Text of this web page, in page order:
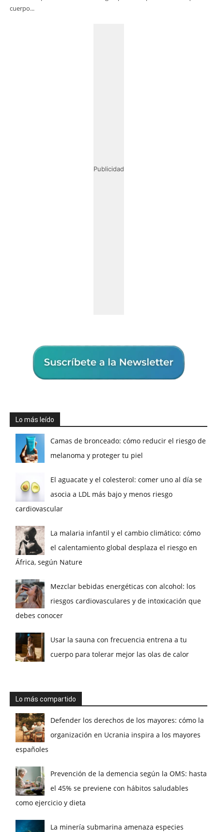
cuerpo...
Publicidad
Lo más leído
Camas de bronceado: cómo reducir el riesgo de
melanoma y proteger tu piel
El aguacate y el colesterol: comer uno al día se
asocia a LDL más bajo y menos riesgo
cardiovascular
La malaria infantil y el cambio climático: cómo
el calentamiento global desplaza el riesgo en
África, según Nature
Mezclar bebidas energéticas con alcohol: los
riesgos cardiovasculares y de intoxicación que
debes conocer
Usar la sauna con frecuencia entrena a tu
cuerpo para tolerar mejor las olas de calor
Lo más compartido
Defender los derechos de los mayores: cómo la
organización en Ucrania inspira a los mayores
españoles
Prevención de la demencia según la OMS: hasta
el 45% se previene con hábitos saludables
como ejercicio y dieta
La minería submarina amenaza especies